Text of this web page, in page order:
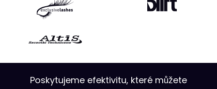
Poskytujeme efektivitu, které můžete